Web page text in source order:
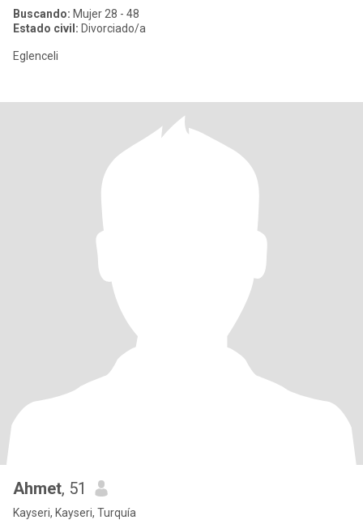
Buscando: Mujer 28 - 48
Estado civil: Divorciado/a
Eglenceli
Ahmet, 51
Kayseri, Kayseri, Turquía